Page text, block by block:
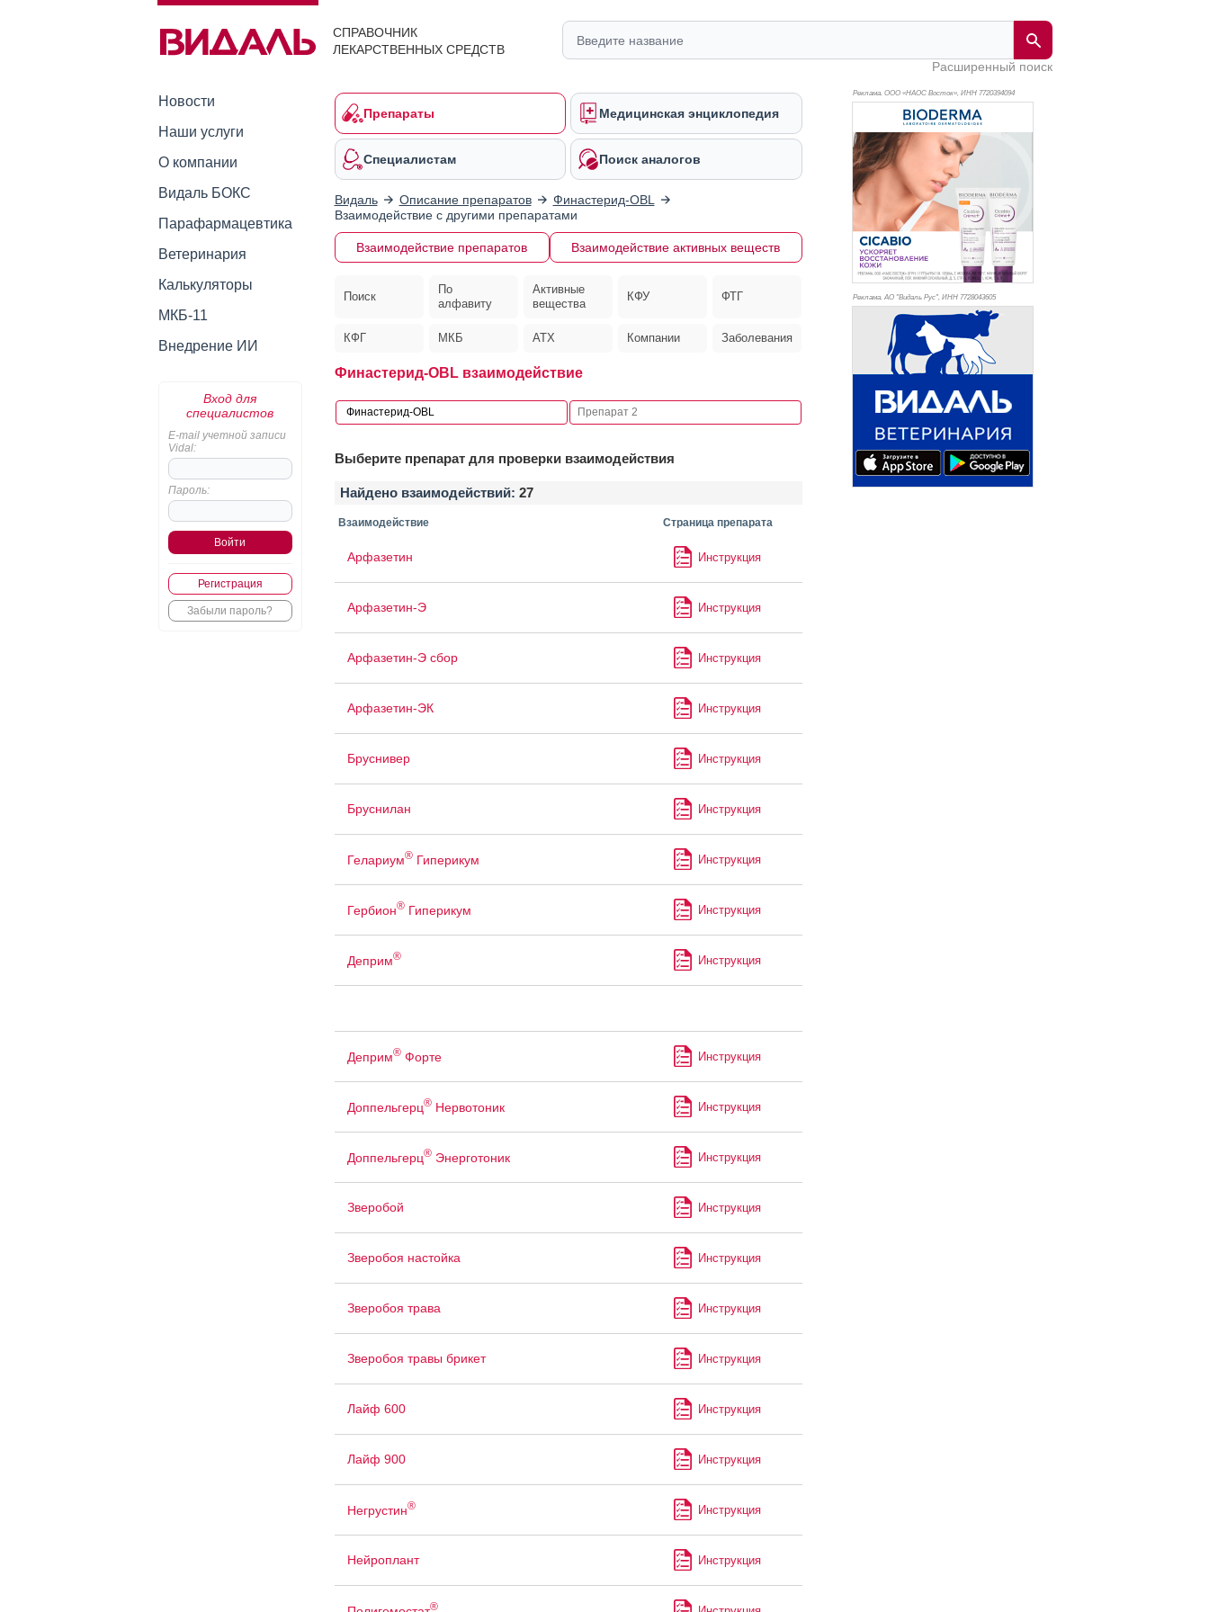
СПРАВОЧНИК
ЛЕКАРСТВЕННЫХ СРЕДСТВ
Расширенный поиск
Новости
Наши услуги
О компании
Видаль БОКС
Парафармацевтика
Ветеринария
Калькуляторы
МКБ-11
Внедрение ИИ
Вход для
специалистов
E-mail учетной записи
Vidal:
Пароль:
Регистрация
Забыли пароль?
Препараты Медицинская энциклопедия
Специалистам Поиск аналогов
Видаль Описание препаратов
Финастерид-OBL
Взаимодействие с другими препаратами
Взаимодействие препаратов Взаимодействие активных веществ
Поиск
По
алфавиту
Активные
вещества
КФУ ФТГ
КФГ МКБ АТХ Компании Заболевания
Финастерид-OBL взаимодействие
Выберите препарат для проверки взаимодействия
Найдено взаимодействий: 27
Взаимодействие Страница препарата
Арфазетин Инструкция
Арфазетин-Э Инструкция
Арфазетин-Э сбор Инструкция
Арфазетин-ЭК Инструкция
Бруснивер Инструкция
Бруснилан Инструкция
Гелариум®Гиперикум Инструкция
Гербион®Гиперикум Инструкция
Деприм® Инструкция
Деприм®Форте Инструкция
Доппельгерц®Нервотоник Инструкция
Доппельгерц®Энерготоник Инструкция
Зверобой Инструкция
Зверобоя настойка Инструкция
Зверобоя трава Инструкция
Зверобоя травы брикет Инструкция
Лайф 600 Инструкция
Лайф 900 Инструкция
Негрустин® Инструкция
Нейроплант Инструкция
®
Реклама. ООО «НАОС Восток», ИНН 7720394094
Реклама. АО "Видаль Рус", ИНН 7728043605